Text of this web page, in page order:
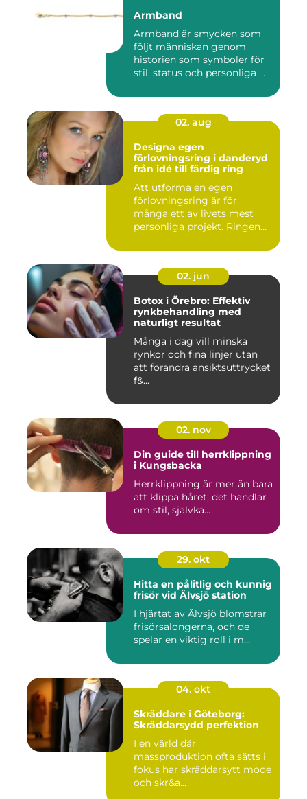
Armband
Armband är smycken som
följt människan genom
historien som symboler för
stil, status och personliga ...
02. aug
Designa egen
förlovningsring i danderyd
från idé till färdig ring
Att utforma en egen
förlovningsring är för
många ett av livets mest
personliga projekt. Ringen
02. jun
Botox i Örebro: Effektiv
rynkbehandling med
naturligt resultat
Många i dag vill minska
rynkor och fina linjer utan
att förändra ansiktsuttrycket
f&...
02. nov
Din guide till herrklippning
i Kungsbacka
Herrklippning är mer än bara
att klippa håret; det handlar
om stil, självkä...
29. okt
Hitta en pålitlig och kunnig
frisör vid Älvsjö station
I hjärtat av Älvsjö blomstrar
frisörsalongerna, och de
spelar en viktig roll i m...
04. okt
Skräddare i Göteborg:
Skräddarsydd perfektion
I en värld där
massproduktion ofta sätts i
fokus har skräddarsytt mode
och skr&a...